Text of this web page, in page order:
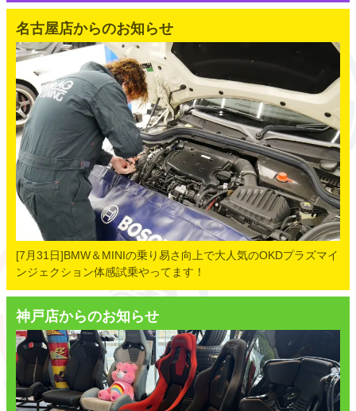
名古屋店からのお知らせ
[7月31日]BMW＆MINIの乗り易さ向上で大人気のOKDプラズマイ
ンジェクション体感試乗やってます！
神戸店からのお知らせ